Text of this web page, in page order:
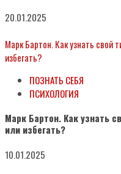
20.01.2025
Марк Бартон. Как узнать свой
избегать?
ПОЗНАТЬ СЕБЯ
ПСИХОЛОГИЯ
Марк Бартон. Как узнать
или избегать?
10.01.2025